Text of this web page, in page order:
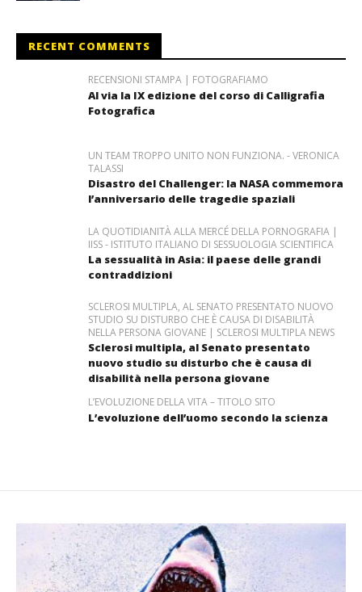
RECENT COMMENTS
RECENSIONI STAMPA | FOTOGRAFIAMO
Al via la IX edizione del corso di Calligrafia
Fotografica
UN TEAM TROPPO UNITO NON FUNZIONA. - VERONICA
TALASSI
Disastro del Challenger: la NASA commemora
l’anniversario delle tragedie spaziali
LA QUOTIDIANITÀ ALLA MERCÉ DELLA PORNOGRAFIA |
IISS - ISTITUTO ITALIANO DI SESSUOLOGIA SCIENTIFICA
La sessualità in Asia: il paese delle grandi
contraddizioni
SCLEROSI MULTIPLA, AL SENATO PRESENTATO NUOVO
STUDIO SU DISTURBO CHE È CAUSA DI DISABILITÀ
NELLA PERSONA GIOVANE | SCLEROSI MULTIPLA NEWS
Sclerosi multipla, al Senato presentato
nuovo studio su disturbo che è causa di
disabilità nella persona giovane
L’EVOLUZIONE DELLA VITA – TITOLO SITO
L’evoluzione dell’uomo secondo la scienza